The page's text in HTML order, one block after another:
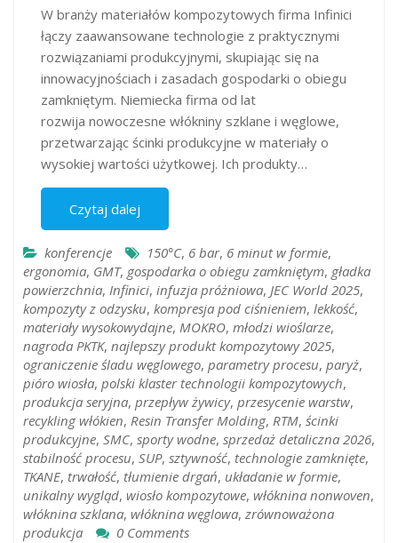
W branży materiałów kompozytowych firma Infinici
łączy zaawansowane technologie z praktycznymi
rozwiązaniami produkcyjnymi, skupiając się na
innowacyjnościach i zasadach gospodarki o obiegu
zamkniętym. Niemiecka firma od lat
rozwija nowoczesne włókniny szklane i węglowe,
przetwarzając ścinki produkcyjne w materiały o
wysokiej wartości użytkowej. Ich produkty…
Czytaj dalej
konferencje 150°C, 6 bar, 6 minut w formie,
ergonomia, GMT, gospodarka o obiegu zamkniętym, gładka
powierzchnia, Infinici, infuzja próżniowa, JEC World 2025,
kompozyty z odzysku, kompresja pod ciśnieniem, lekkość,
materiały wysokowydajne, MOKRO, młodzi wioślarze,
nagroda PKTK, najlepszy produkt kompozytowy 2025,
ograniczenie śladu węglowego, parametry procesu, paryż,
pióro wiosła, polski klaster technologii kompozytowych,
produkcja seryjna, przepływ żywicy, przesycenie warstw,
recykling włókien, Resin Transfer Molding, RTM, ścinki
produkcyjne, SMC, sporty wodne, sprzedaż detaliczna 2026,
stabilność procesu, SUP, sztywność, technologie zamknięte,
TKANE, trwałość, tłumienie drgań, układanie w formie,
unikalny wygląd, wiosło kompozytowe, włóknina nonwoven,
włóknina szklana, włóknina węglowa, zrównoważona
produkcja
0 Comments